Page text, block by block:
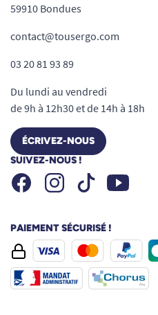
59910 Bondues
contact@tousergo.com
03 20 81 93 89
Du lundi au vendredi
de 9h à 12h30 et de 14h à 18h
ÉCRIVEZ-NOUS
SUIVEZ-NOUS !
FacebookInstagramTiktok
PAIEMENT SÉCURISÉ !